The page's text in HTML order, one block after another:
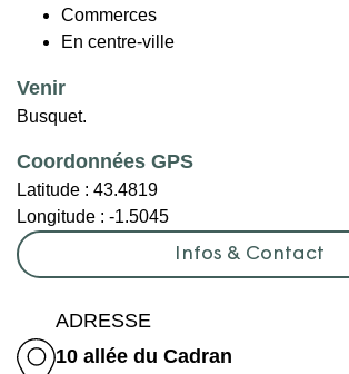
Commerces
En centre-ville
Venir
Busquet.
Coordonnées GPS
Latitude : 43.4819
Longitude : -1.5045
Infos & Contact
ADRESSE
10 allée du Cadran